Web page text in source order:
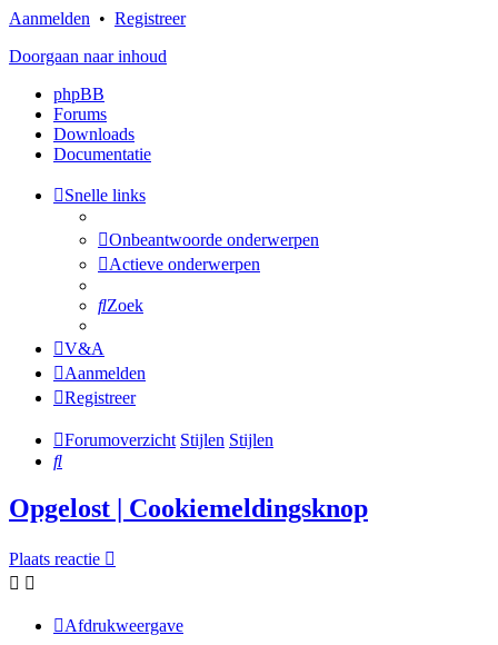
Aanmelden • Registreer
Doorgaan naar inhoud
phpBB
Forums
Downloads
Documentatie
Snelle links
Onbeantwoorde onderwerpen
Actieve onderwerpen
Zoek
V&A
Aanmelden
Registreer
Forumoverzicht Stijlen Stijlen
Zoek
Opgelost | Cookiemeldingsknop
Plaats reactie
Afdrukweergave